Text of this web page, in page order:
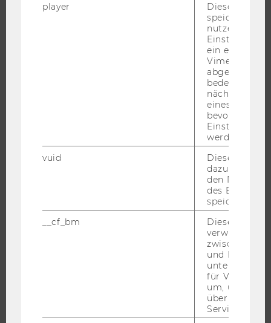
INTERNATIONALE UND INCOMING EXCHANGE STUDIERENDE
ANGEBOTE FÜR SCHULEN UND STUDIENINTERESSIERTE
FORSCHUNG
IMPACT DER FORSCHUNG
player
Dieses Cookie
speichert
ein
Vimeo-Video
abgespielt
bedeutet,
nächsten
eines Vimeo-
bevorzugten
werden.
vuid
Dieser
dazu
den
des
speichern.
__cf_bm
Dieses
verwendet,
zwischen
und Bots zu
für Vimeo
um, um
über die
Service zu